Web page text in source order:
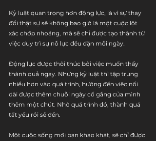
Kỷ luật quan trọng hơn động lực, là vì sự thay
đổi thật sự sẽ không bao giờ là một cuộc lột
xác chớp nhoáng, mà sẽ chỉ được tạo thành từ
việc duy trì sự nỗ lực đều đặn mỗi ngày.
Động lực được thôi thúc bởi việc muốn thấy
thành quả ngay. Nhưng kỷ luật thì tập trung
nhiều hơn vào quá trình, hướng đến việc nối
dài được thêm chuỗi ngày cố gắng của mình
thêm một chút. Nhờ quá trình đó, thành quả
tất yếu rồi sẽ đến.
Một cuộc sống mới bạn khao khát, sẽ chỉ được